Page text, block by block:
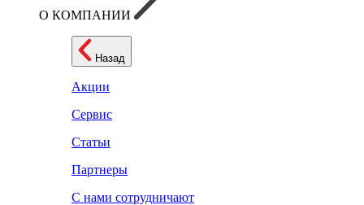
О КОМПАНИИ
Назад
Акции
Сервис
Статьи
Партнеры
С нами сотрудничают